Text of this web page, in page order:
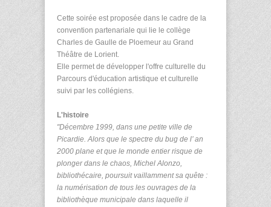
Cette soirée est proposée dans le cadre de la
convention partenariale qui lie le collège
Charles de Gaulle de Ploemeur au Grand
Théâtre de Lorient.
Elle permet de développer l'offre culturelle du
Parcours d'éducation artistique et culturelle
suivi par les collégiens.
L'histoire
"Décembre 1999, dans une petite ville de
Picardie. Alors que le spectre du bug de l’ an
2000 plane et que le monde entier risque de
plonger dans le chaos, Michel Alonzo,
bibliothécaire, poursuit vaillamment sa quête :
la numérisation de tous les ouvrages de la
bibliothèque municipale dans laquelle il